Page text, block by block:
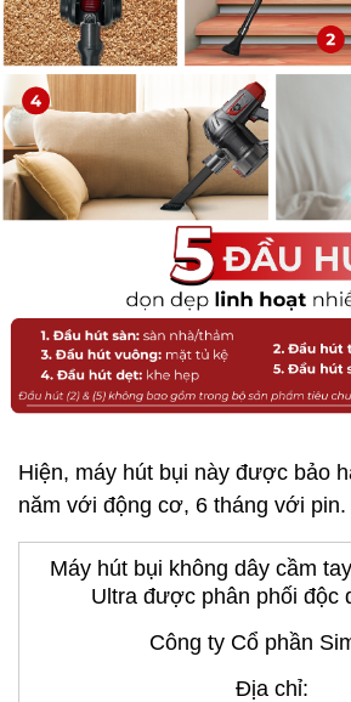
Hiện, máy hút bụi này được bảo
năm với động cơ, 6 tháng với pin.
Máy hút bụi không dây cầm
Ultra được phân phối độc
Công ty Cổ phần
Địa chỉ: